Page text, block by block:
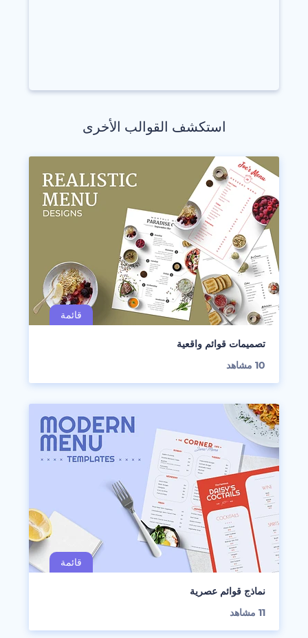
استكشف القوالب الأخرى
تصميمات قوائم واقعية
10 مشاهد
نماذج قوائم عصرية
11 مشاهد